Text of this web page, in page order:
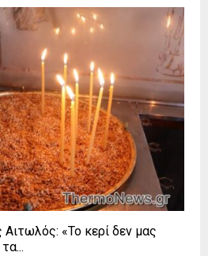
«Το κερί δεν μας